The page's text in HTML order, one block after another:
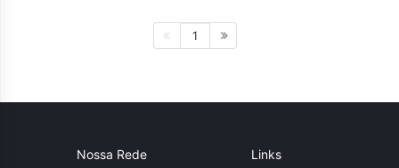
1
Nossa Rede Links